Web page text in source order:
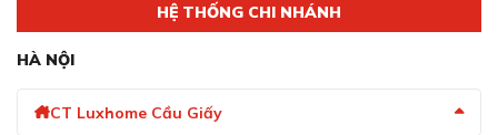
HỆ THỐNG CHI NHÁNH
HÀ NỘI
CT Luxhome Cầu Giấy